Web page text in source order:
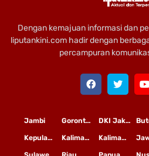
Dengan kemajuan informasi dan
liputankini.com hadir dengan
percampuran
DKI Jakarta
Gorontalo
Jambi
Kalimantan Tengah
Kalimantan Timur
Kepulauan Riau